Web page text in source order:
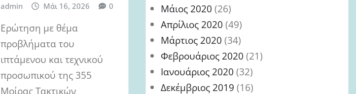
admin Μάι 16, 2026 0
Ερώτηση με θέμα
προβλήματα του
ιπτάμενου και τεχνικού
προσωπικού της 355
Μοίρας Τακτικών
Μάιος 2020 (26)
Απρίλιος 2020 (49)
Μάρτιος 2020 (34)
Φεβρουάριος 2020 (21)
Ιανουάριος 2020 (32)
Δεκέμβριος 2019 (16)